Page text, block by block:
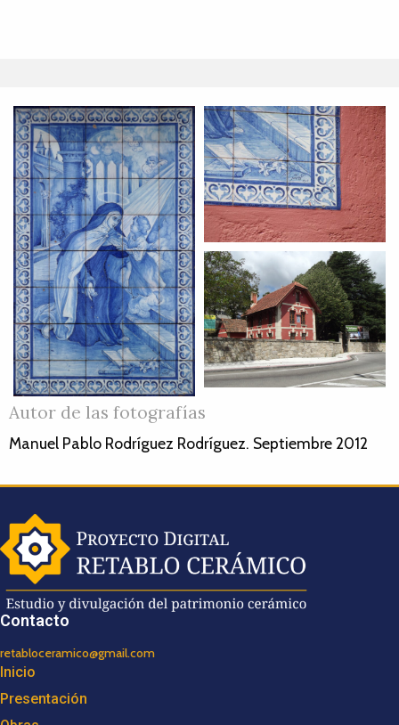
Autor de las fotografías
Manuel Pablo Rodríguez Rodríguez. Septiembre 2012
Contacto
retabloceramico@gmail.com
Inicio
Presentación